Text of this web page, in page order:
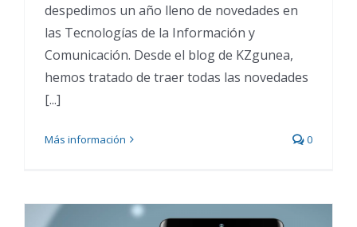
despedimos un año lleno de novedades en
las Tecnologías de la Información y
Comunicación. Desde el blog de KZgunea,
hemos tratado de traer todas las novedades
[...]
Más información 0